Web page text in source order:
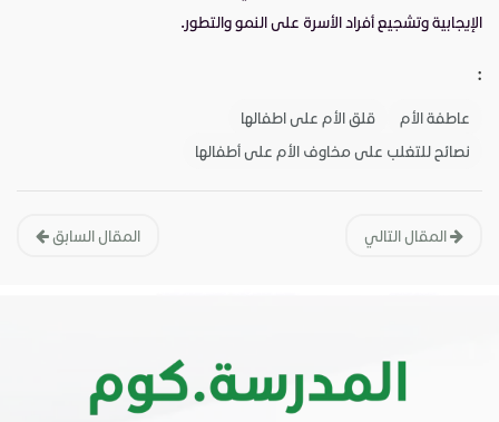
الإيجابية وتشجيع أفراد الأسرة على النمو والتطور.
:
عاطفة الأم
قلق الأم على اطفالها
نصائح للتغلب على مخاوف الأم على أطفالها
المقال السابق المقال التالي